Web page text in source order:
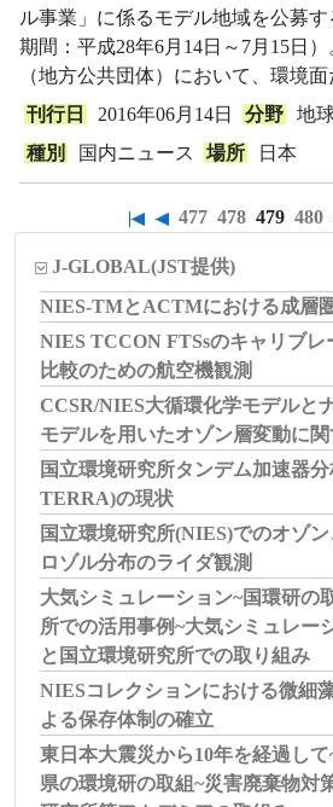
ル事業」に係るモデル地域を公募
期間：平成28年6月14日～7月15日
（地方公共団体）において、環境面
刊行日
2016年06月14日 分野 地
種別
国内ニュース 場所 日本
477 478 479 480
J-GLOBAL(JST提供)
NIES-TMとACTMにおける成層
NIES TCCON FTSsのキャリブレ
比較のための航空機観測
CCSR/NIES大循環化学モデルと
モデルを用いたオゾン層変動に
国立環境研究所タンデム加速器
TERRA)の現状
国立環境研究所(NIES)でのオゾ
ロゾル分布のライダ観測
大気シミュレーション~国環研の
所での活用事例~大気シミュレー
と国立環境研究所での取り組み
NIESコレクションにおける微細
よる保存体制の確立
東日本大震災から10年を経過し
県の環境研の取組~災害廃棄物対